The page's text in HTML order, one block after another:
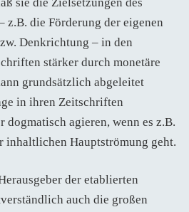
z.B. die Förderung der eigenen
Denkrichtung – in den
stärker durch monetäre
grundsätzlich abgeleitet
in ihren Zeitschriften
dogmatisch agieren, wenn es z.B.
inhaltlichen Hauptströmung geht.
der etablierten
auch die großen